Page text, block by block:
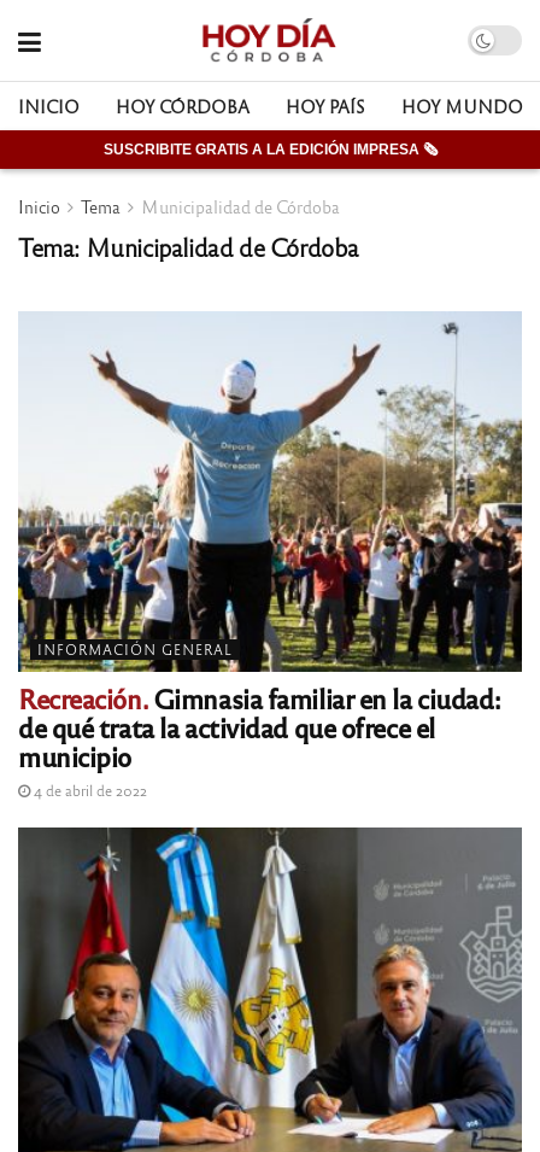
INICIO HOY CÓRDOBA HOY PAÍS HOY MUNDO
SUSCRIBITE GRATIS A LA EDICIÓN IMPRESA 🗞
Inicio Tema Municipalidad de Córdoba
Tema: Municipalidad de Córdoba
INFORMACIÓN GENERAL
Recreación.Gimnasia familiar en la ciudad:
de qué trata la actividad que ofrece el
municipio
4 de abril de 2022